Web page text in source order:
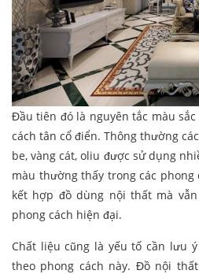
Đầu tiên đó là nguyên tắc màu
cách tân cổ điển. Thông thường
be, vàng cát, oliu được sử dụng
màu thường thấy trong các phong
kết hợp đồ dùng nội thất mà
phong cách hiện đại.
Chất liệu cũng là yếu tố cần lưu
theo phong cách này. Đồ nội